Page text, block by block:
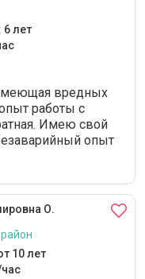
6 лет
вредных
работы с
Имею свой
опыт
О.
10 лет
час